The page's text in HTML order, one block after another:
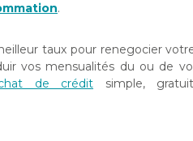
.
taux pour renegocier
vos mensualités du ou de
de crédit simple,